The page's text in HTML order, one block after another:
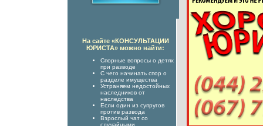
На сайте «КОНСУЛЬТАЦИИ
ЮРИСТА» можно найти:
Спорные вопросы о детях
при разводе
С чего начинать спор о
разделе имущества
Устраняем недостойных
наследников от
наследства
Если один из супругов
против развода
Взрослый чат со
случайными